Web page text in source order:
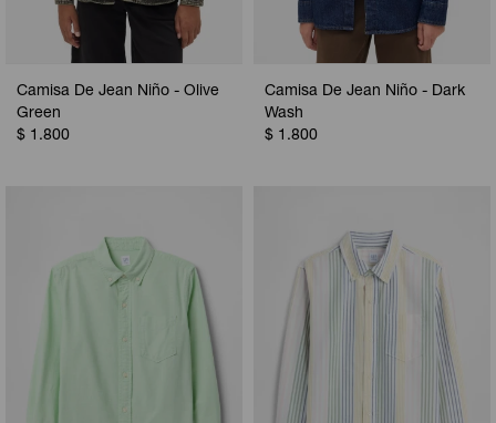
Camisa De Jean Niño - Olive
Green
$ 1.800
Camisa De Jean Niño - Dark
Wash
$ 1.800